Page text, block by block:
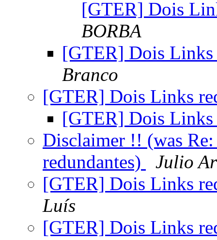
[GTER] Dois
BORBA
[GTER] Dois Links
Branco
[GTER] Dois Links
[GTER] Dois Links
Disclaimer !! (was
redundantes)
Julio
[GTER] Dois Links
Luís
[GTER] Dois Links